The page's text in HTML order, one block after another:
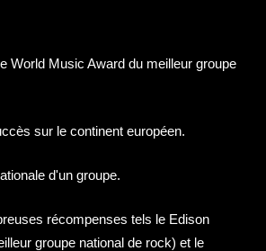
World Music Award du meilleur groupe
sur le continent européen.
d'un groupe.
récompenses tels le Edison
groupe national de rock) et le